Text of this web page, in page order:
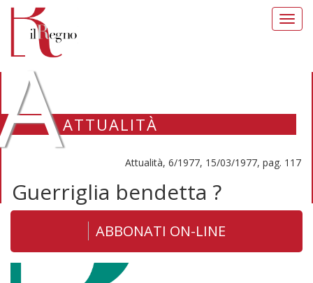
ATTUALITÀ
Attualità, 6/1977, 15/03/1977, pag. 117
Guerriglia bendetta ?
ABBONATI ON-LINE